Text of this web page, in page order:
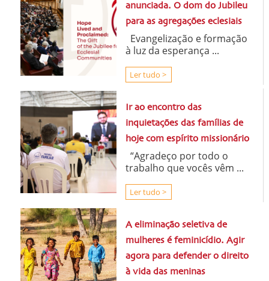
anunciada. O dom do Jubileu
para as agregações eclesiais
Evangelização e formação
à luz da esperança ...
Ler tudo >
Ir ao encontro das
inquietações das famílias de
hoje com espírito missionário
“Agradeço por todo o
trabalho que vocês vêm ...
Ler tudo >
A eliminação seletiva de
mulheres é feminicídio. Agir
agora para defender o direito
à vida das meninas